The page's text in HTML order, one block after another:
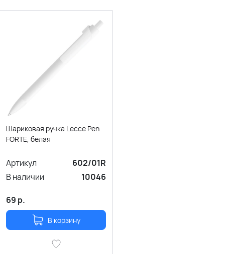
Шариковая ручка Lecce Pen
FORTE, белая
Артикул
602/01R
В наличии
10046
69 р.
В корзину